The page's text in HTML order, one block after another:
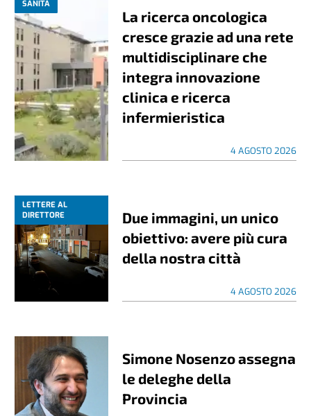
SANITÀ
La ricerca oncologica
cresce grazie ad una rete
multidisciplinare che
integra innovazione
clinica e ricerca
infermieristica
4 AGOSTO 2026
LETTERE AL
DIRETTORE
Due immagini, un unico
obiettivo: avere più cura
della nostra città
4 AGOSTO 2026
Simone Nosenzo assegna
le deleghe della
Provincia